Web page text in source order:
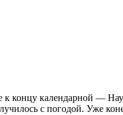
концу календарной —
с погодой. Уже